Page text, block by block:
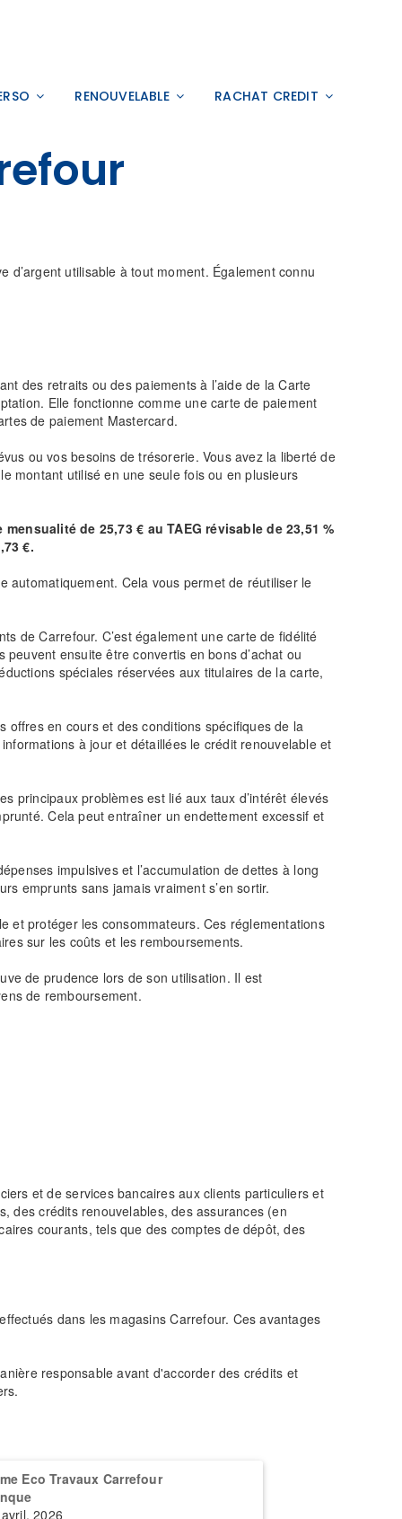
RENOUVELABLE RACHAT CREDIT
utilisable à tout moment. Également connu
des retraits ou des paiements à l’aide de la Carte
Elle fonctionne comme une carte de paiement
de paiement Mastercard.
ou vos besoins de trésorerie. Vous avez la liberté de
montant utilisé en une seule fois ou en plusieurs
de 25,73 € au TAEG révisable de 23,51 %
€.
automatiquement. Cela vous permet de réutiliser le
de Carrefour. C’est également une carte de fidélité
ensuite être convertis en bons d’achat ou
spéciales réservées aux titulaires de la carte,
offres en cours et des conditions spécifiques de la
à jour et détaillées le crédit renouvelable et
principaux problèmes est lié aux taux d’intérêt élevés
Cela peut entraîner un endettement excessif et
impulsives et l’accumulation de dettes à long
emprunts sans jamais vraiment s’en sortir.
et protéger les consommateurs. Ces réglementations
sur les coûts et les remboursements.
de prudence lors de son utilisation. Il est
de remboursement.
et de services bancaires aux clients particuliers et
des crédits renouvelables, des assurances (en
courants, tels que des comptes de dépôt, des
dans les magasins Carrefour. Ces avantages
responsable avant d'accorder des crédits et
Eco Travaux Carrefour
2026